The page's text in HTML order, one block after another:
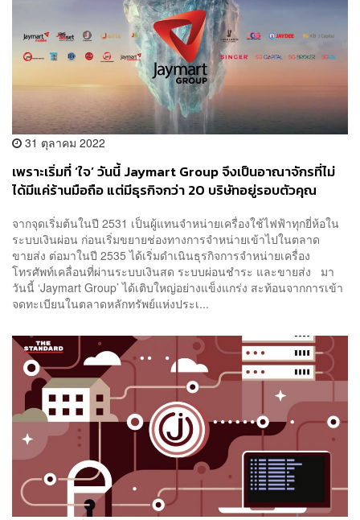
31 ตุลาคม 2022
เพราะเริ่มที่ ‘ใจ’ วันนี้ Jaymart Group จึงเป็นอาณาจักรที่ไม่
ได้มีแค่ร้านมือถือ แต่มีธุรกิจกว่า 20 บริษัทอยู่รอบตัวคุณ
จากจุดเริ่มต้นในปี 2531 เป็นผู้แทนจำหน่ายเครื่องใช้ไฟฟ้าทุกยี่ห้อใน
ระบบเงินผ่อน ก่อนเริ่มขยายช่องทางการจำหน่ายเข้าไปในตลาด
ขายส่ง ต่อมาในปี 2535 ได้เริ่มดำเนินธุรกิจการจำหน่ายเครื่อง
โทรศัพท์เคลื่อนที่ผ่านระบบเงินสด ระบบผ่อนชำระ และขายส่ง มา
วันนี้ ‘Jaymart Group’ ได้เติบใหญ่อย่างแข็งแกร่ง สะท้อนจากการเข้า
จดทะเบียนในตลาดหลักทรัพย์แห่งประเ...